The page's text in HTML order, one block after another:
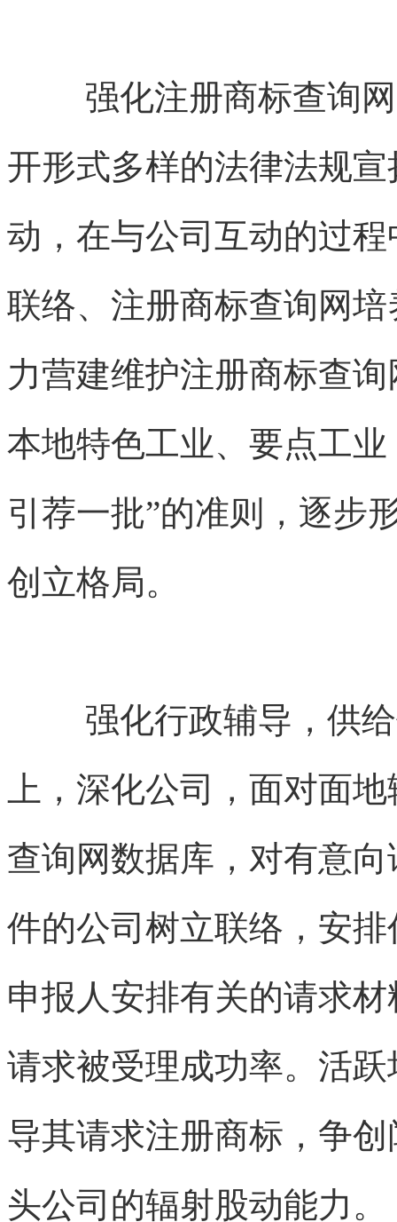
强化注册商标查询网
开形式多样的法律法规
动，在与公司互动的过
联络、 注册商标查询网培
力营建维护注册商标查询
本地特色工业、要点工
引荐一批”的准则，逐步
创立格局。
强化行政辅导，供
上，深化公司，面对面
查询网数据库，对有意向
件的公司树立联络，安
申报人安排有关的请求
请求被受理成功率。活
导其请求注册商标 ，争
头公司的辐射股动能力。